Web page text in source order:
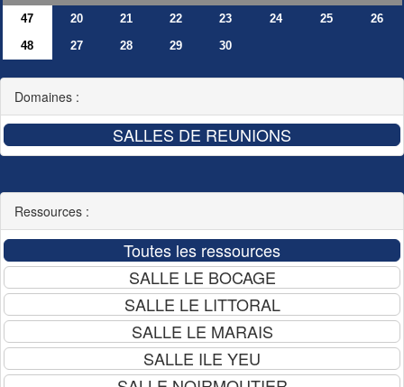
47
20 21 22 23 24 25
26
48
27 28 29 30
Domaines :
Ressources :